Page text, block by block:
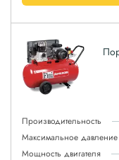
Производительность
Максимальное давление
Мощность двигателя